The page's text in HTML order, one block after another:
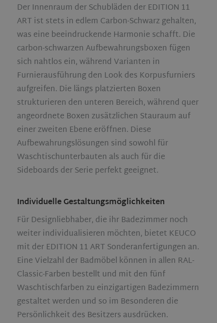
Der Innenraum der Schubläden der EDITION 11
ART ist stets in edlem Carbon-Schwarz gehalten,
was eine beeindruckende Harmonie schafft. Die
carbon-schwarzen Aufbewahrungsboxen fügen
sich nahtlos ein, während Varianten in
Furnierausführung den Look des Korpusfurniers
aufgreifen. Die längs platzierten Boxen
strukturieren den unteren Bereich, während quer
angeordnete Boxen zusätzlichen Stauraum auf
einer zweiten Ebene eröffnen. Diese
Aufbewahrungslösungen sind sowohl für
Waschtischunterbauten als auch für die
Sideboards der Serie perfekt geeignet.
Individuelle Gestaltungsmöglichkeiten
Für Designliebhaber, die ihr Badezimmer noch
weiter individualisieren möchten, bietet KEUCO
mit der EDITION 11 ART Sonderanfertigungen an.
Eine Vielzahl der Badmöbel können in allen RAL-
Classic-Farben bestellt und mit den fünf
Waschtischfarben zu einzigartigen Badezimmern
gestaltet werden und so im Besonderen die
Persönlichkeit des Besitzers ausdrücken.